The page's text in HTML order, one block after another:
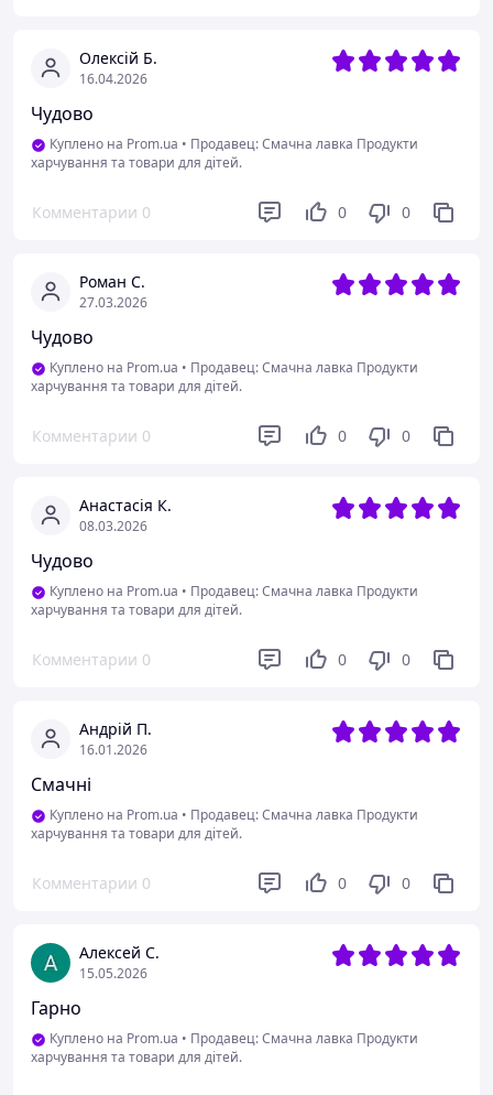
Олексій Б.
16.04.2026
Чудово
Куплено на Prom.ua • Продавец: Смачна лавка Продукти
харчування та товари для дітей.
Комментарии 0 0 0
Роман С.
27.03.2026
Чудово
Куплено на Prom.ua • Продавец: Смачна лавка Продукти
харчування та товари для дітей.
Комментарии 0 0 0
Анастасія К.
08.03.2026
Чудово
Куплено на Prom.ua • Продавец: Смачна лавка Продукти
харчування та товари для дітей.
Комментарии 0 0 0
Андрій П.
16.01.2026
Смачні
Куплено на Prom.ua • Продавец: Смачна лавка Продукти
харчування та товари для дітей.
Комментарии 0 0 0
Алексей С.
15.05.2026
Гарно
Куплено на Prom.ua • Продавец: Смачна лавка Продукти
харчування та товари для дітей.